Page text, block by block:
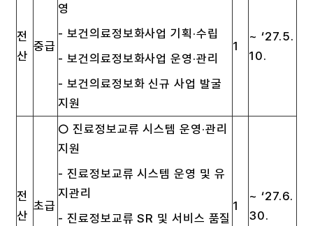
전
산
중급
영
- 보건의료정보화사업 기획·수립
- 보건의료정보화사업 운영·관리
- 보건의료정보화 신규 사업 발굴
지원
1
~ ‘27.5.
10.
전
산
초급
○ 진료정보교류 시스템 운영·관리
지원
- 진료정보교류 시스템 운영 및 유
지관리
- 진료정보교류 SR 및 서비스 품질
1
~ ‘27.6.
30.